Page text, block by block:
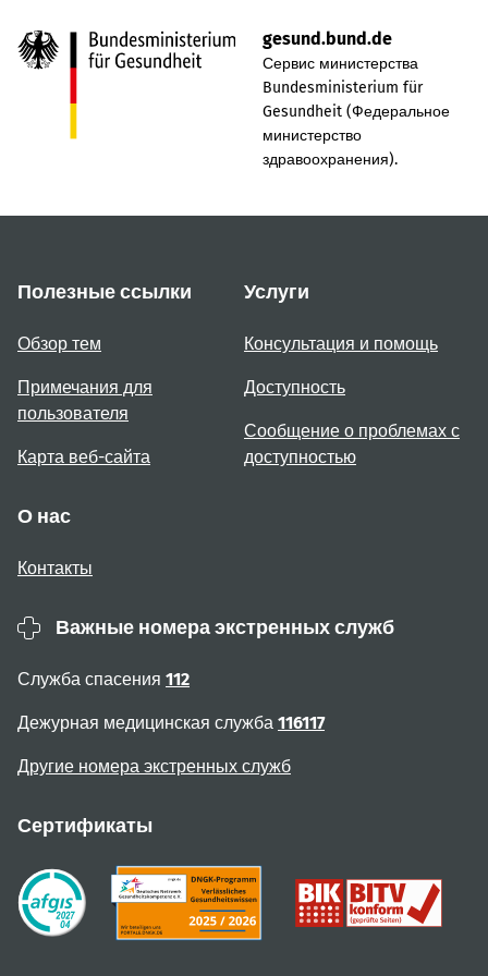
gesund.bund.de
Сервис министерства
Bundesministerium für
Gesundheit (Федеральное
министерство
здравоохранения).
Полезные ссылки
Обзор тем
Примечания для
пользователя
Карта веб-сайта
Услуги
Консультация и помощь
Доступность
Сообщение о проблемах с
доступностью
О нас
Контакты
Важные номера экстренных служб
Служба спасения 112
Дежурная медицинская служба 116117
Другие номера экстренных служб
Сертификаты